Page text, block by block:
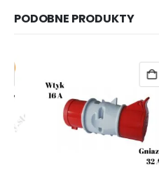
PODOBNE PRODUKTY